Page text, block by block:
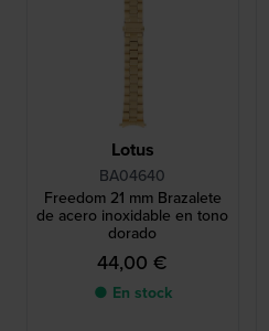
Lotus
BA04640
Freedom 21 mm Brazalete
de acero inoxidable en tono
dorado
44,00 €
● En stock